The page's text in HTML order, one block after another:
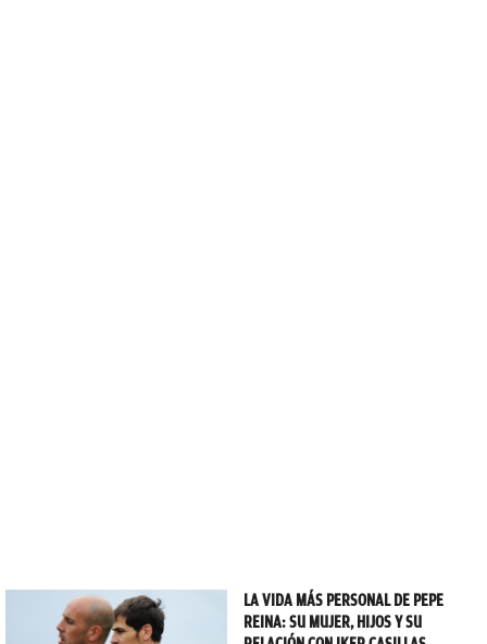
LA VIDA MÁS PERSONAL DE PEPE
REINA: SU MUJER, HIJOS Y SU